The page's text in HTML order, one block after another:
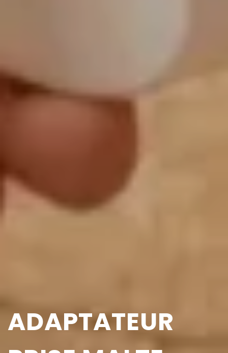
ADAPTATEUR